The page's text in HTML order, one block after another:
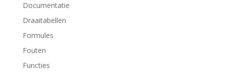
Documentatie
Draaitabellen
Formules
Fouten
Functies